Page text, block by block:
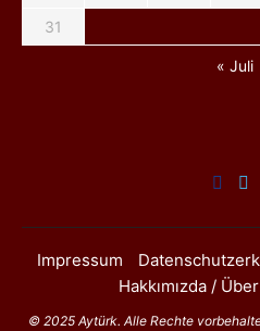
31
« Juli
Impressum
Hakkımızda /
© 2025 Aytürk. Alle Rechte